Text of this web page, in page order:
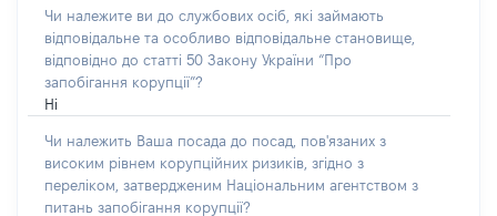
Чи належите ви до службових осіб, які займають
відповідальне та особливо відповідальне становище,
відповідно до статті 50 Закону України “Про
запобігання корупції”?
Ні
Чи належить Ваша посада до посад, пов'язаних з
високим рівнем корупційних ризиків, згідно з
переліком, затвердженим Національним агентством з
питань запобігання корупції?